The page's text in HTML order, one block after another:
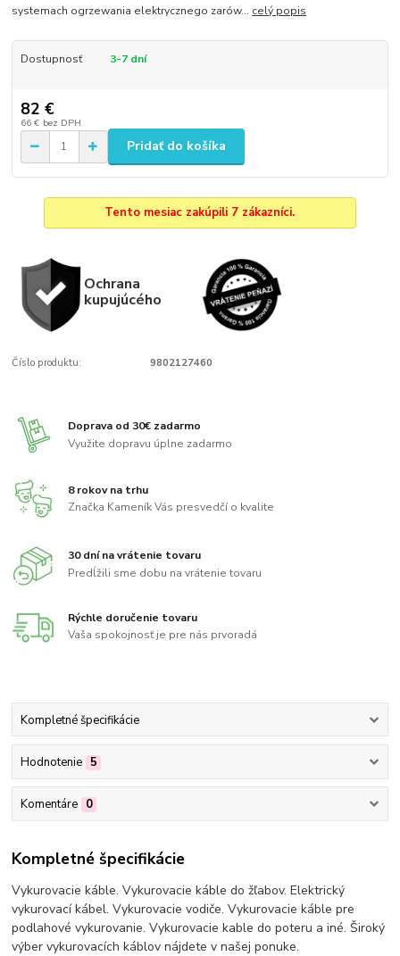
systemach ogrzewania elektrycznego zarów... celý popis
Dostupnosť 3-7 dní
82 €
66 € bez DPH
Pridať do košíka
Tento mesiac zakúpili 7 zákazníci.
Ochrana
kupujúcého
Číslo produktu: 9802127460
Doprava od 30€ zadarmo
Využite dopravu úplne zadarmo
8 rokov na trhu
Značka Kameník Vás presvedčí o kvalite
30 dní na vrátenie tovaru
Predĺžili sme dobu na vrátenie tovaru
Rýchle doručenie tovaru
Vaša spokojnosť je pre nás prvoradá
Kompletné špecifikácie
Hodnotenie 5
Komentáre 0
Kompletné špecifikácie
Vykurovacie káble. Vykurovacie káble do žľabov. Elektrický
vykurovací kábel. Vykurovacie vodiče. Vykurovacie káble pre
podlahové vykurovanie. Vykurovacie kable do poteru a iné. Široký
výber vykurovacích káblov nájdete v našej ponuke.